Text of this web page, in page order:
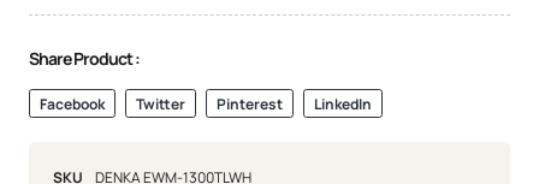
Share Product :
Facebook Twitter Pinterest LinkedIn
SKU
DENKA EWM-1300TLWH